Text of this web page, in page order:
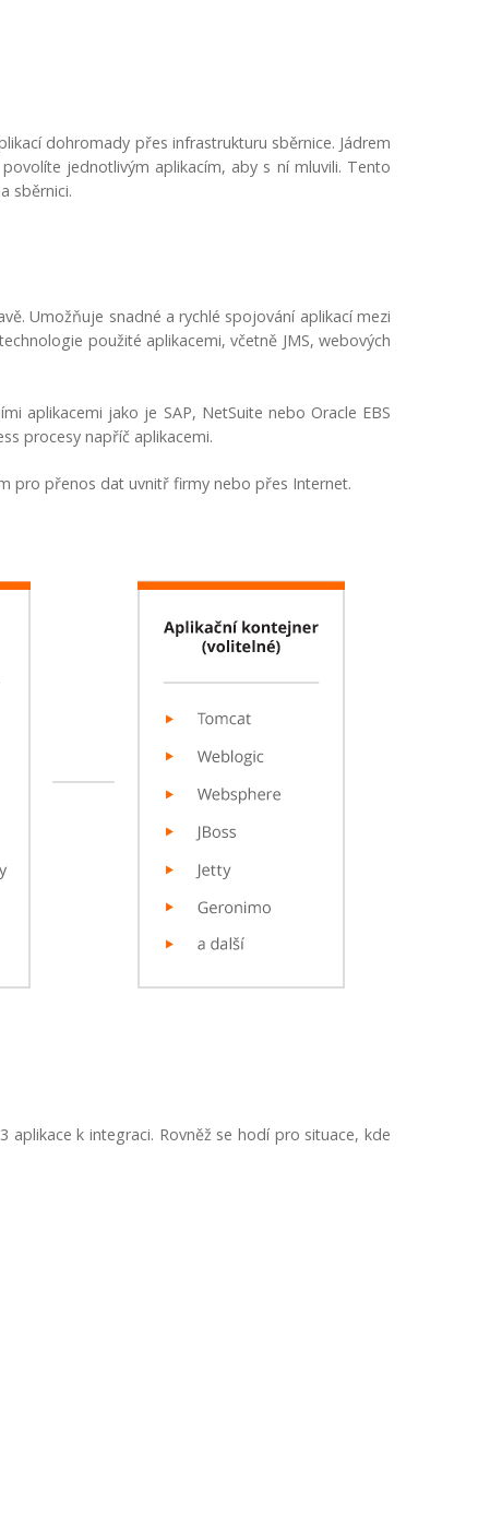
dohromady přes infrastrukturu sběrnice. Jádrem
jednotlivým aplikacím, aby s ní mluvili. Tento
sběrnici.
Umožňuje snadné a rychlé spojování aplikací mezi
použité aplikacemi, včetně JMS, webových
aplikacemi jako je SAP, NetSuite nebo Oracle EBS
procesy napříč aplikacemi.
pro přenos dat uvnitř firmy nebo přes Internet.
k integraci. Rovněž se hodí pro situace, kde